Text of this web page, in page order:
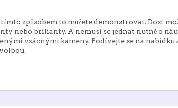
způsobem to můžete demonstrovat. Dost
nebo brilianty. A nemusí se jednat nutně o
vzácnými kameny. Podívejte se na nabídku